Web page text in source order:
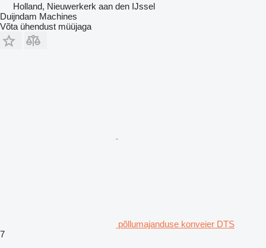
Holland, Nieuwerkerk aan den IJssel
Duijndam Machines
Võta ühendust müüjaga
põllumajanduse konveier DTS
7